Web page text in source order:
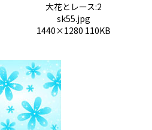
大花とレース:2
sk55.jpg
1440×1280 110KB